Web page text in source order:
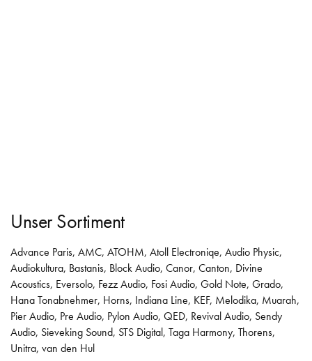
Unser Sortiment
Advance Paris, AMC, ATOHM, Atoll Electroniqe, Audio Physic,
Audiokultura, Bastanis, Block Audio, Canor, Canton, Divine
Acoustics, Eversolo, Fezz Audio, Fosi Audio, Gold Note, Grado,
Hana Tonabnehmer, Horns, Indiana Line, KEF, Melodika, Muarah,
Pier Audio, Pre Audio, Pylon Audio, QED, Revival Audio, Sendy
Audio, Sieveking Sound, STS Digital, Taga Harmony, Thorens,
Unitra, van den Hul